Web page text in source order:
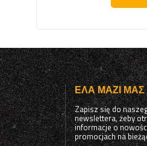
ΈΛΑ ΜΑΖΊ ΜΑΣ
Zapisz się do
newslettera, żeby
informacje o
promocjach na